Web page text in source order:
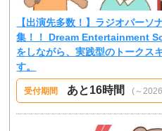
【出演先多数！】ラジオパーソ
集！！ Dream Entertainment
をしながら、実践型のトークス
す。
受付期間 あと16時間 (～